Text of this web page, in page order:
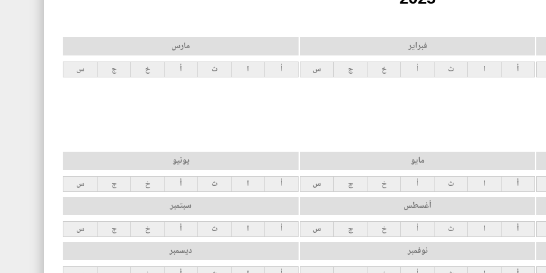
فبراير
أ ا ث أ خ ج س
مارس
أ ا ث أ خ ج س
مايو
أ ا ث أ خ ج س
يونيو
أ ا ث أ خ ج س
أغسطس
أ ا ث أ خ ج س
سبتمبر
أ ا ث أ خ ج س
نوفمبر ديسمبر